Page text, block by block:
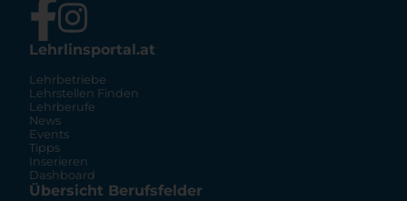
Lehrlinsportal.at
Lehrbetriebe
Lehrstellen Finden
Lehrberufe
News
Events
Tipps
Inserieren
Dashboard
Übersicht Berufsfelder